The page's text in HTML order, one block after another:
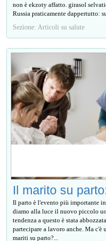
non è ekzoty affatto. girasol
Russia praticamente dappertutto:
Sezione: Articoli su salute
Il marito su
Il parto è l'evento più importante
diamo alla luce il nuovo piccolo
tendenza a questo è stata
partecipare a lavoro anche. Ma c'è
mariti su parto?...